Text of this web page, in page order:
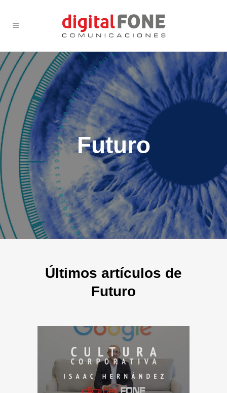
Futuro
Últimos artículos de
Futuro